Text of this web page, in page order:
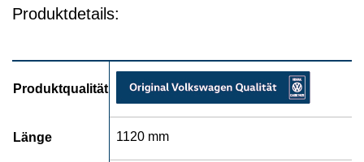
Produktdetails:
Produktqualität
Länge 1120 mm